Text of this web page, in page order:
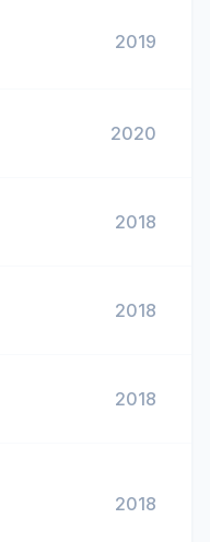
2019
2020
2018
2018
2018
2018